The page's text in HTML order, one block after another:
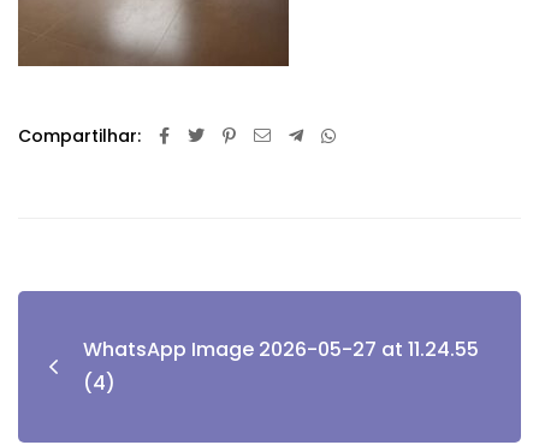
Compartilhar:
WhatsApp Image 2026-05-27 at 11.24.55
(4)